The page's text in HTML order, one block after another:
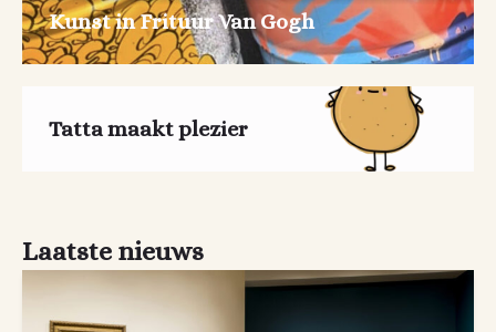
Kunst in Frituur Van Gogh
Tatta maakt plezier
Laatste nieuws